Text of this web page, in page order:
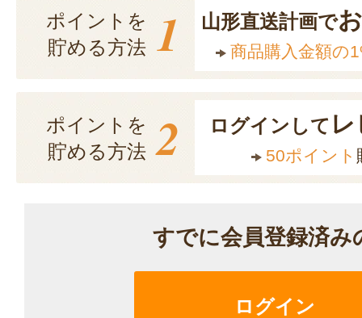
ポイントを
貯める方法 1 山形直送計画で
商品購入金額の
ポイントを
貯める方法 2 ログインして
50ポイント
すでに会員登録済み
ログイン